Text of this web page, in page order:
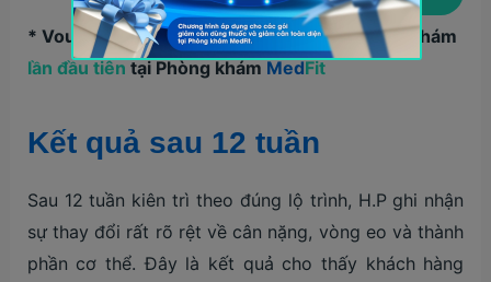
* Voucher chỉ áp dụng cho khách hàng thăm khám
lần đầu tiên tại Phòng khám MedFit
Kết quả sau 12 tuần
Sau 12 tuần kiên trì theo đúng lộ trình, H.P ghi nhận
sự thay đổi rất rõ rệt về cân nặng, vòng eo và thành
phần cơ thể. Đây là kết quả cho thấy khách hàng